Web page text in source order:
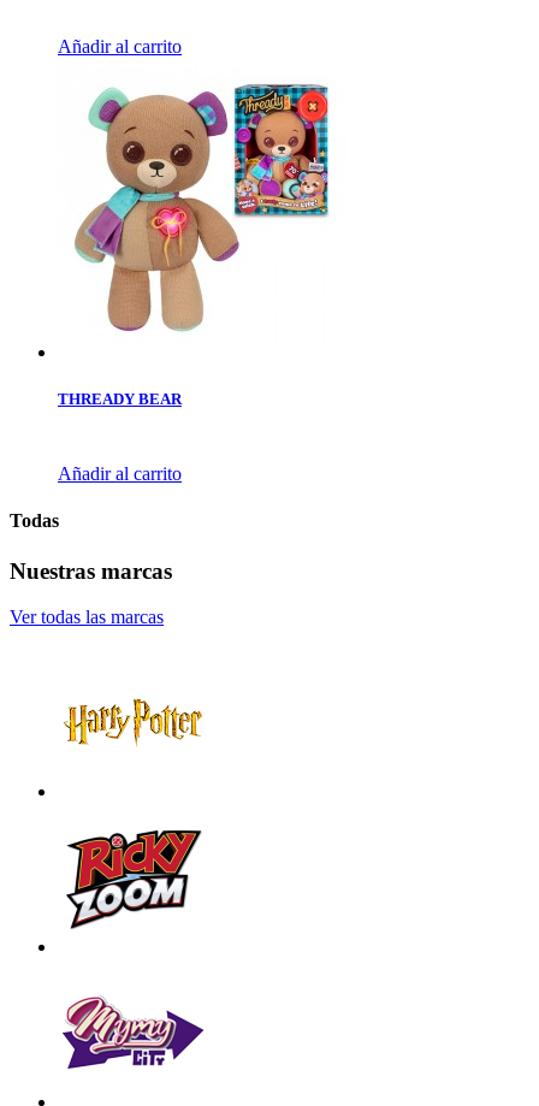
Añadir al carrito
THREADY BEAR
Añadir al carrito
Todas
Nuestras marcas
Ver todas las marcas